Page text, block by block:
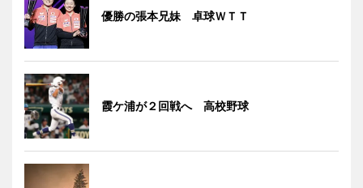
優勝の張本兄妹 卓球ＷＴＴ
霞ケ浦が２回戦へ 高校野球